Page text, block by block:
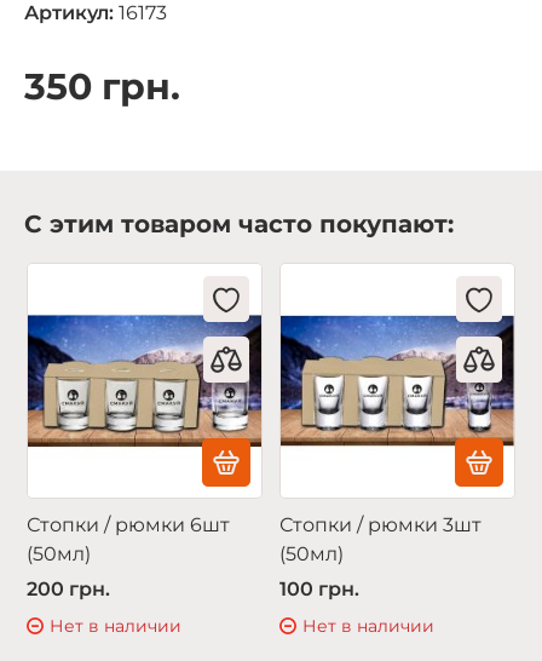
Артикул: 16173
350 грн.
С этим товаром часто покупают:
Стопки / рюмки 6шт
(50мл)
200 грн.
Нет в наличии
Стопки / рюмки 3шт
(50мл)
100 грн.
Нет в наличии